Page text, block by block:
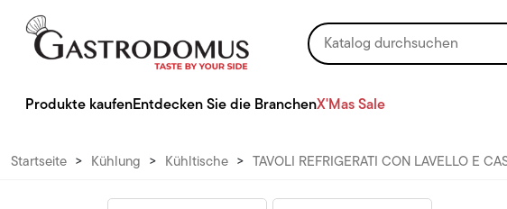
Produkte kaufenEntdecken Sie die BranchenX'Mas Sale
Startseite > Kühlung > Kühltische > TAVOLI REFRIGERATI CON LAVELLO E